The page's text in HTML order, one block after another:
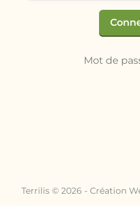
Mot de
Terrilis © 2026 - Création